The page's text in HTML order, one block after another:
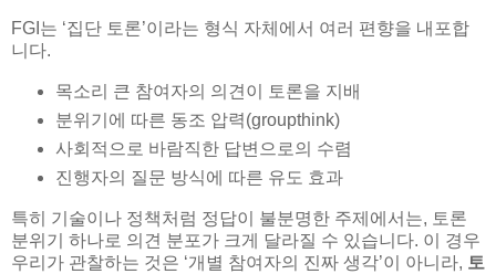
FGI는 ‘집단 토론’이라는 형식 자체에서 여러 편향을 내포합
니다.
목소리 큰 참여자의 의견이 토론을 지배
분위기에 따른 동조 압력(groupthink)
사회적으로 바람직한 답변으로의 수렴
진행자의 질문 방식에 따른 유도 효과
특히 기술이나 정책처럼 정답이 불분명한 주제에서는, 토론
분위기 하나로 의견 분포가 크게 달라질 수 있습니다. 이 경우
우리가 관찰하는 것은 ‘개별 참여자의 진짜 생각’이 아니라, 토